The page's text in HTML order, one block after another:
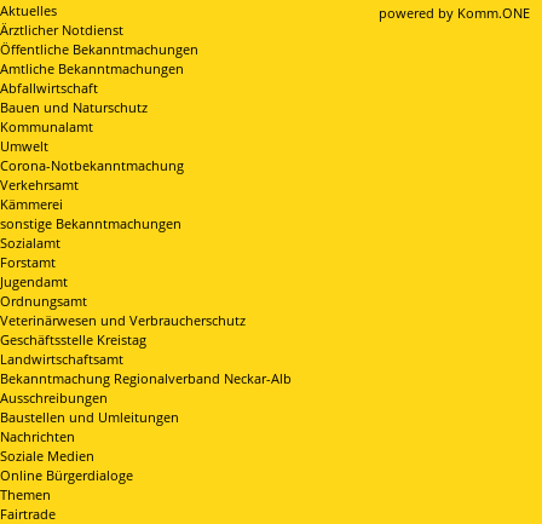
powered by Komm.ONE
Aktuelles
Ärztlicher Notdienst
Öffentliche Bekanntmachungen
Amtliche Bekanntmachungen
Abfallwirtschaft
Bauen und Naturschutz
Kommunalamt
Umwelt
Corona-Notbekanntmachung
Verkehrsamt
Kämmerei
sonstige Bekanntmachungen
Sozialamt
Forstamt
Jugendamt
Ordnungsamt
Veterinärwesen und Verbraucherschutz
Geschäftsstelle Kreistag
Landwirtschaftsamt
Bekanntmachung Regionalverband Neckar-Alb
Ausschreibungen
Baustellen und Umleitungen
Nachrichten
Soziale Medien
Online Bürgerdialoge
Themen
Fairtrade